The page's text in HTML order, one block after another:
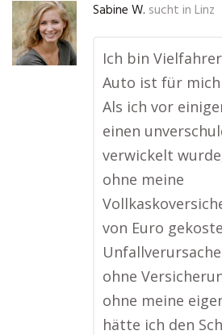
Sabine W. sucht in Linz
Ich bin
Auto ist für
Als ich vor
einen
verwickelt
ohne meine
von Euro
ohne
ohne meine
hätte ich den